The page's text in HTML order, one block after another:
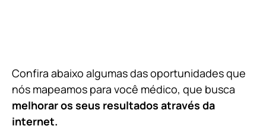
Confira abaixo algumas das oportunidades que
nós mapeamos para você médico, que busca
melhorar os seus resultados através da
internet.